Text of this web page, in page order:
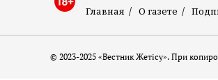
Главная О газете
© 2023-2025 «Вестник Жетісу». При